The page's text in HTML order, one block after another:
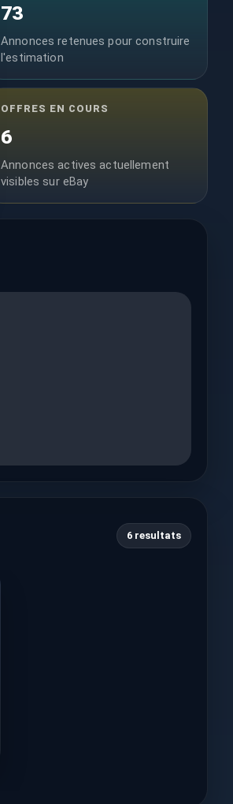
73
Annonces retenues pour construire
l'estimation
OFFRES EN COURS
6
Annonces actives actuellement
visibles sur eBay
6 resultats